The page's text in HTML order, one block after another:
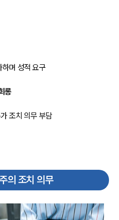
며 성적 요구
롱
조치 의무 부담
의 조치 의무